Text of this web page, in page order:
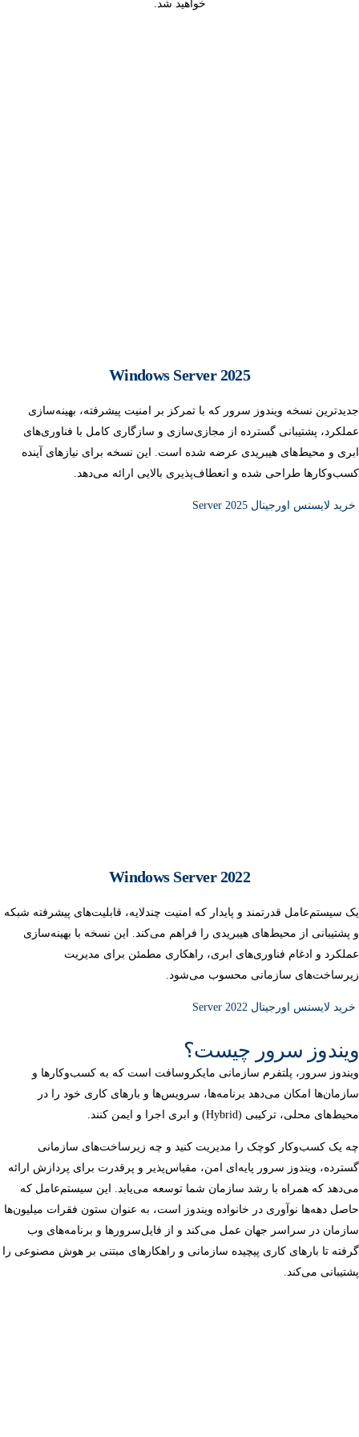
خواهید شد.
Windows Server 2025
جدیدترین نسخه ویندوز سرور که با تمرکز بر امنیت پیشرفته، بهینه‌سازی
عملکرد، پشتیبانی گسترده از مجازی‌سازی و سازگاری کامل با فناوری‌های
ابری و محیط‌های هیبریدی عرضه شده است. این نسخه برای نیازهای آینده
کسب‌وکارها طراحی شده و انعطاف‌پذیری بالایی ارائه می‌دهد.
خرید لایسنس اورجینال Server 2025
Windows Server 2022
یک سیستم‌عامل قدرتمند و پایدار که امنیت چندلایه، قابلیت‌های پیشرفته شبکه
و پشتیبانی از محیط‌های هیبریدی را فراهم می‌کند. این نسخه با بهینه‌سازی
عملکرد و ادغام فناوری‌های ابری، راهکاری مطمئن برای مدیریت
زیرساخت‌های سازمانی محسوب می‌شود.
خرید لایسنس اورجینال Server 2022
ویندوز سرور چیست؟
ویندوز سرور، پلتفرم سازمانی مایکروسافت است که به کسب‌وکارها و
سازمان‌ها امکان می‌دهد برنامه‌ها، سرویس‌ها و بارهای کاری خود را در
محیط‌های محلی، ترکیبی (Hybrid) و ابری اجرا و ایمن کنند.
چه یک کسب‌وکار کوچک را مدیریت کنید و چه زیرساخت‌های سازمانی
گسترده، ویندوز سرور پایه‌ای امن، مقیاس‌پذیر و پرقدرت برای پردازش ارائه
می‌دهد که همراه با رشد سازمان شما توسعه می‌یابد. این سیستم‌عامل که
حاصل دهه‌ها نوآوری در خانواده ویندوز است، به عنوان ستون فقرات میلیون‌ها
سازمان در سراسر جهان عمل می‌کند و از فایل‌سرورها و برنامه‌های وب
گرفته تا بارهای کاری پیچیده سازمانی و راهکارهای مبتنی بر هوش مصنوعی را
پشتیبانی می‌کند.